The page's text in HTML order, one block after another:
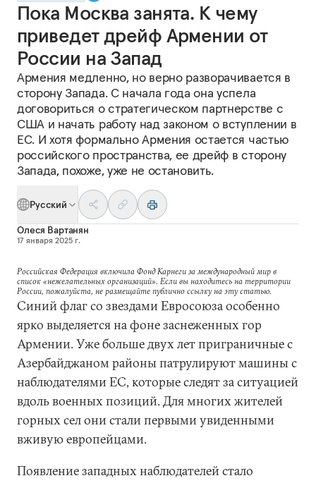
Пока Москва занята. К чему
приведет дрейф Армении от
России на Запад
Армения медленно, но верно разворачивается в
сторону Запада. С начала года она успела
договориться о стратегическом партнерстве с
США и начать работу над законом о вступлении в
ЕС. И хотя формально Армения остается частью
российского пространства, ее дрейф в сторону
Запада, похоже, уже не остановить.
Русский
Олеся Вартанян
17 января 2025 г.
Российская Федерация включила Фонд Карнеги за международный мир в
список «нежелательных организаций». Если вы находитесь на территории
России, пожалуйста, не размещайте публично ссылку на эту статью.
Синий флаг со звездами Евросоюза особенно
ярко выделяется на фоне заснеженных гор
Армении. Уже больше двух лет приграничные с
Азербайджаном районы патрулируют машины с
наблюдателями ЕС, которые следят за ситуацией
вдоль военных позиций. Для многих жителей
горных сел они стали первыми увиденными
вживую европейцами.
Появление западных наблюдателей стало